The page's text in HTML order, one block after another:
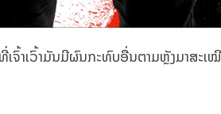
ເຈົ້າເວົ້າມັນມີຜົນກະທົບອື່ນຕາມຫຼັງມາສະ